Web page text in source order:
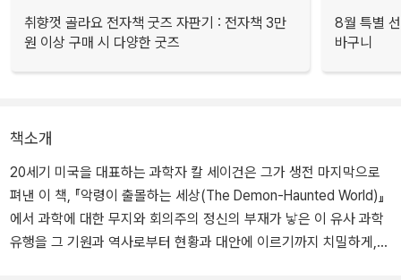
취향껏 골라요 전자책 굿즈 자판기 : 전자책 3만
원 이상 구매 시 다양한 굿즈
8월 특별
바구니
책소개
20세기 미국을 대표하는 과학자 칼 세이건은 그가 생전 마지막으로
펴낸 이 책, 『악령이 출몰하는 세상(The Demon-Haunted World)』
에서 과학에 대한 무지와 회의주의 정신의 부재가 낳은 이 유사 과학
유행을 그 기원과 역사로부터 현황과 대안에 이르기까지 치밀하게,